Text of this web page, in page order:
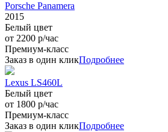
Porsche Panamera
2015
Белый цвет
от 2200 р/час
Премиум-класс
Заказ в один кликПодробнее
Lexus LS460L
Белый цвет
от 1800 р/час
Премиум-класс
Заказ в один кликПодробнее